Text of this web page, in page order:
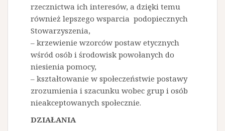
rzecznictwa ich interesów, a dzięki temu
również lepszego wsparcia podopiecznych
Stowarzyszenia,
– krzewienie wzorców postaw etycznych
wśród osób i środowisk powołanych do
niesienia pomocy,
– kształtowanie w społeczeństwie postawy
zrozumienia i szacunku wobec grup i osób
nieakceptowanych społecznie.
DZIAŁANIA